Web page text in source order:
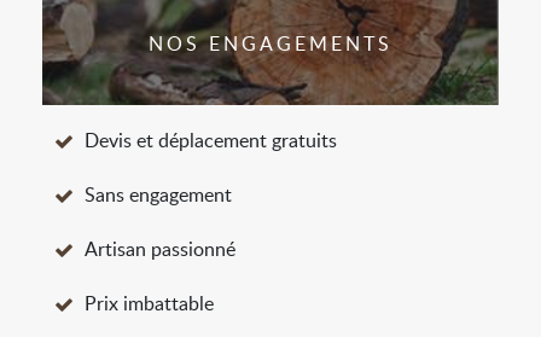
NOS ENGAGEMENTS
Devis et déplacement gratuits
Sans engagement
Artisan passionné
Prix imbattable